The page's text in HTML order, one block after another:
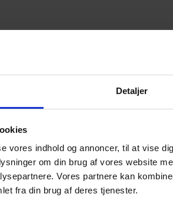
Detaljer
vores indhold og annoncer, til at vise
om din brug af vores website
Vores partnere kan
fra din brug af deres tjenester.